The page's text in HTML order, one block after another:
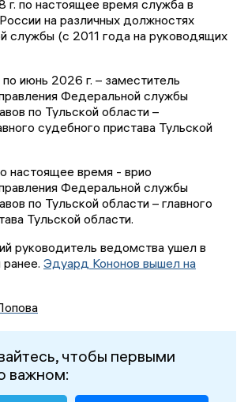
г. по настоящее время служба в
на различных должностях
службы (с 2011 года на руководящих
июнь 2026 г. – заместитель
Федеральной службы
по Тульской области –
судебного пристава Тульской
настоящее время - врио
Федеральной службы
по Тульской области – главного
Тульской области.
руководитель ведомства ушел в
ранее. Эдуард Кононов вышел на
чтобы первыми
важном: